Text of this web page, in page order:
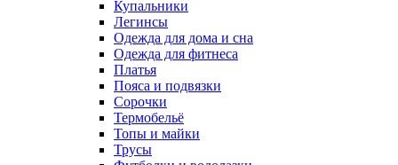
Купальники
Легинсы
Одежда для дома и сна
Одежда для фитнеса
Платья
Пояса и подвязки
Сорочки
Термобельё
Топы и майки
Трусы